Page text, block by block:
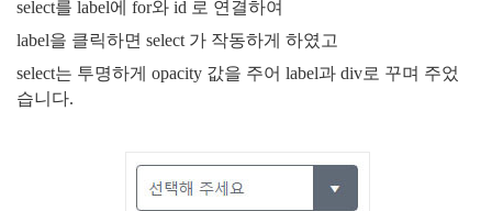
select를 label에 for와 id 로 연결하여
label을 클릭하면 select 가 작동하게 하였고
select는 투명하게 opacity 값을 주어 label과 div로 꾸며 주었
습니다.